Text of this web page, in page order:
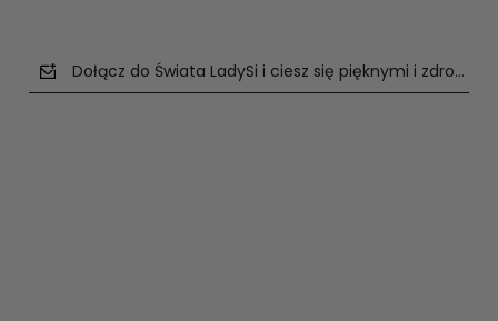
Dołącz do Świata LadySi i ciesz się pięknymi i